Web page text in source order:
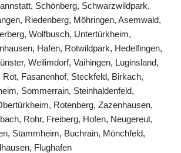
Schönberg, Schwarzwildpark,
Riedenberg, Möhringen, Asemwald,
Wolfbusch, Untertürkheim,
Hafen, Rotwildpark, Hedelfingen,
Weilimdorf, Vaihingen, Luginsland,
Rot, Fasanenhof, Steckfeld, Birkach,
Sommerrain, Steinhaldenfeld,
Rotenberg, Zazenhausen,
Rohr, Freiberg, Hofen, Neugereut,
Stammheim, Buchrain, Mönchfeld,
Flughafen